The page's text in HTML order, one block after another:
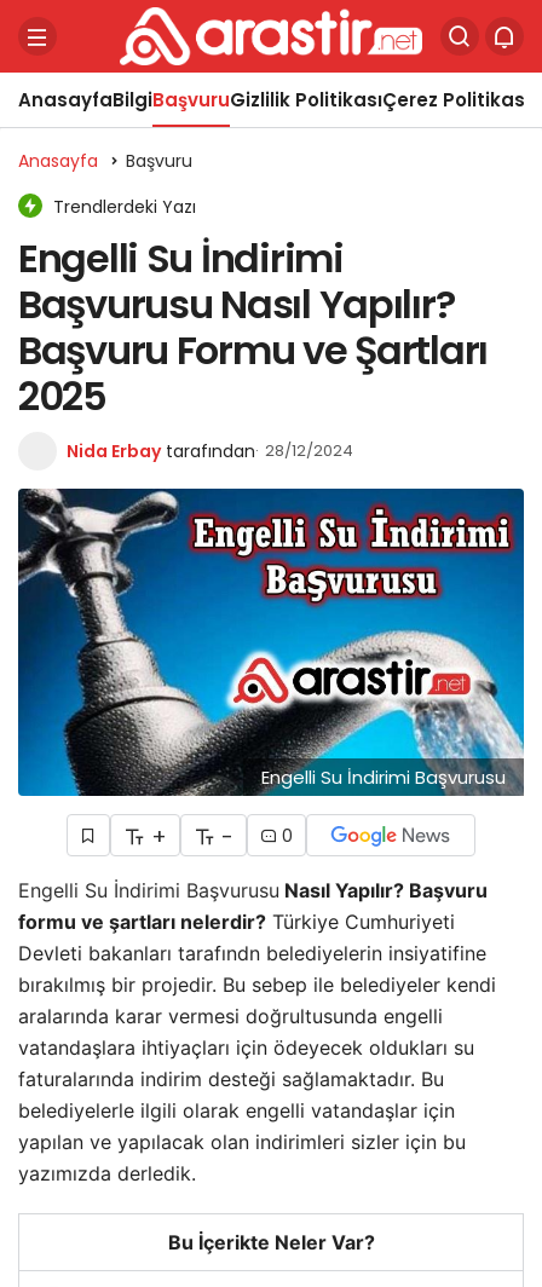
AnasayfaBilgiBaşvuruGizlilik PolitikasıÇerez Politikası
Anasayfa
Başvuru
Trendlerdeki Yazı
Engelli Su İndirimi
Başvurusu Nasıl Yapılır?
Başvuru Formu ve Şartları
2025
Nida Erbay tarafından 28/12/2024
Engelli Su İndirimi Başvurusu
+ - 0
Engelli Su İndirimi Başvurusu Nasıl Yapılır? Başvuru
formu ve şartları nelerdir? Türkiye Cumhuriyeti
Devleti bakanları tarafındn belediyelerin insiyatifine
bırakılmış bir projedir. Bu sebep ile belediyeler kendi
aralarında karar vermesi doğrultusunda engelli
vatandaşlara ihtiyaçları için ödeyecek oldukları su
faturalarında indirim desteği sağlamaktadır. Bu
belediyelerle ilgili olarak engelli vatandaşlar için
yapılan ve yapılacak olan indirimleri sizler için bu
yazımızda derledik.
Bu İçerikte Neler Var?